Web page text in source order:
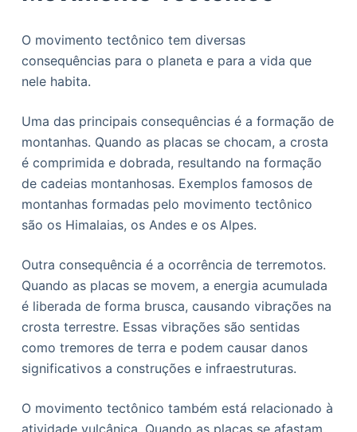
O movimento tectônico tem diversas
consequências para o planeta e para a vida que
nele habita.
Uma das principais consequências é a formação de
montanhas. Quando as placas se chocam, a crosta
é comprimida e dobrada, resultando na formação
de cadeias montanhosas. Exemplos famosos de
montanhas formadas pelo movimento tectônico
são os Himalaias, os Andes e os Alpes.
Outra consequência é a ocorrência de terremotos.
Quando as placas se movem, a energia acumulada
é liberada de forma brusca, causando vibrações na
crosta terrestre. Essas vibrações são sentidas
como tremores de terra e podem causar danos
significativos a construções e infraestruturas.
O movimento tectônico também está relacionado à
atividade vulcânica. Quando as placas se afastam,